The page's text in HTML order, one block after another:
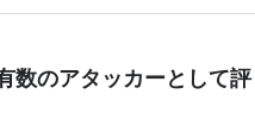
数のアタッカーとして評